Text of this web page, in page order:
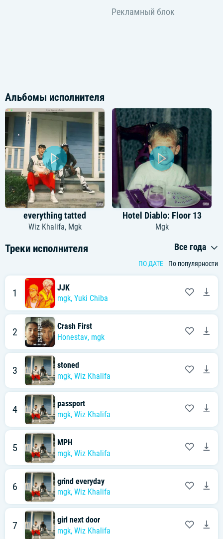
Альбомы исполнителя
everything tatted
Wiz Khalifa, Mgk
Hotel Diablo: Floor 13
Mgk
Треки исполнителя Все года
ПО ДАТЕ По популярности
1
JJK
mgk, Yuki Chiba
2
Crash First
Honestav, mgk
3
stoned
mgk, Wiz Khalifa
4
passport
mgk, Wiz Khalifa
5
MPH
mgk, Wiz Khalifa
6
grind everyday
mgk, Wiz Khalifa
7
girl next door
mgk, Wiz Khalifa